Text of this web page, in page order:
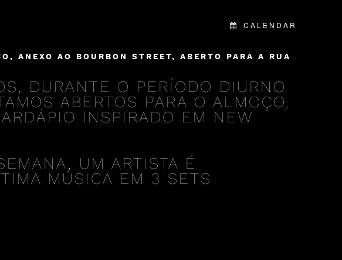
CALENDAR
ANEXO AO BOURBON STREET, ABERTO PARA A RUA
DURANTE O PERÍODO DIURNO
ABERTOS PARA O ALMOÇO,
INSPIRADO EM NEW
UM ARTISTA É
MÚSICA EM 3 SETS